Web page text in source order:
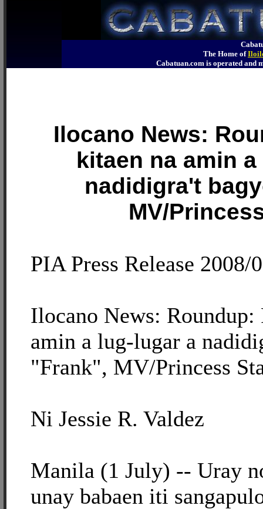
The Home of
Cabatuan.com is operated
Ilocano News:
kitaen na amin
nadidigra't
MV/
PIA Press Release 2008/
Ilocano News:
amin a lug-lugar a
"Frank", MV/Princess
Ni Jessie R. Valdez
Manila (1 July) -- Uray
unay babaen iti